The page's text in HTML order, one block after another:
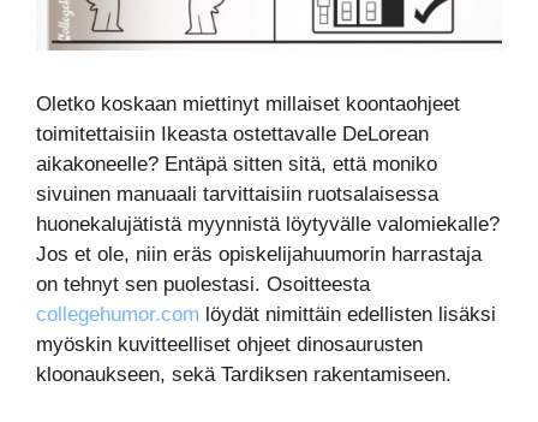
Oletko koskaan miettinyt millaiset koontaohjeet
toimitettaisiin Ikeasta ostettavalle DeLorean
aikakoneelle? Entäpä sitten sitä, että moniko
sivuinen manuaali tarvittaisiin ruotsalaisessa
huonekalujätistä myynnistä löytyvälle valomiekalle?
Jos et ole, niin eräs opiskelijahuumorin harrastaja
on tehnyt sen puolestasi. Osoitteesta
collegehumor.com löydät nimittäin edellisten lisäksi
myöskin kuvitteelliset ohjeet dinosaurusten
kloonaukseen, sekä Tardiksen rakentamiseen.